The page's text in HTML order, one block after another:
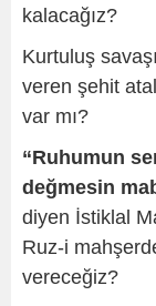
kalacağız?
Kurtuluş
veren şehit
var mı?
“Ruhumun
değmesin
diyen İstiklal
Ruz-i
vereceğiz?